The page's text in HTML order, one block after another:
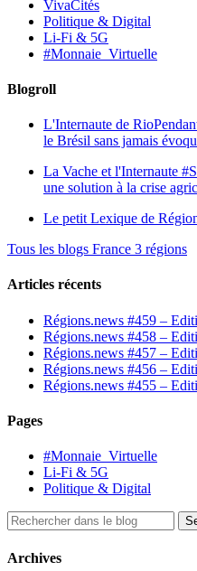
VivaCités
Politique & Digital
Li-Fi & 5G
#Monnaie_Virtuelle
Blogroll
L'Internaute de Rio
le Brésil sans jamais
La Vache et l'Internaute
une solution à la crise
Le petit Lexique de
Tous les blogs France 3 régions
Articles récents
Régions.news #459 –
Régions.news #458 –
Régions.news #457 –
Régions.news #456 –
Régions.news #455 –
Pages
#Monnaie_Virtuelle
Li-Fi & 5G
Politique & Digital
Archives